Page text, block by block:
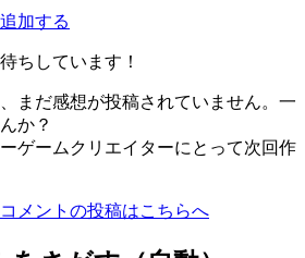
加する
ちしています！
まだ感想が投稿されていません。一
か？
ゲームクリエイターにとって次回作
メントの投稿はこちらへ